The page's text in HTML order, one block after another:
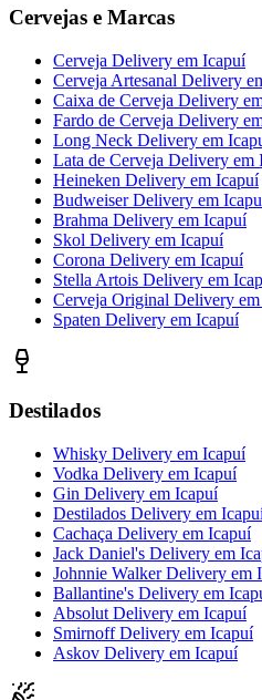
Cervejas e Marcas
Cerveja Delivery em Icapuí
Cerveja Artesanal Delivery
Caixa de Cerveja Delivery
Fardo de Cerveja Delivery
Long Neck Delivery em
Lata de Cerveja Delivery em
Heineken Delivery em Icapuí
Budweiser Delivery em
Brahma Delivery em Icapuí
Skol Delivery em Icapuí
Corona Delivery em Icapuí
Stella Artois Delivery em
Cerveja Original Delivery em
Spaten Delivery em Icapuí
Destilados
Whisky Delivery em Icapuí
Vodka Delivery em Icapuí
Gin Delivery em Icapuí
Destilados Delivery em
Cachaça Delivery em Icapuí
Jack Daniel's Delivery em
Johnnie Walker Delivery em
Ballantine's Delivery em
Absolut Delivery em Icapuí
Smirnoff Delivery em Icapuí
Askov Delivery em Icapuí